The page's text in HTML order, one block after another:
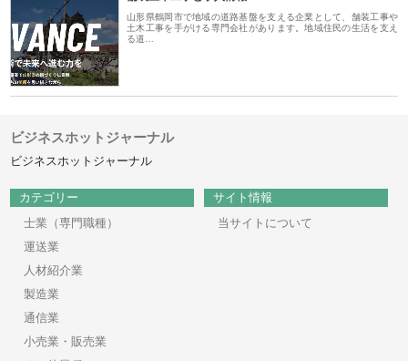
山形県鶴岡市で地域の道路基盤を支える企業として、舗装工事や
土木工事を手がける専門会社があります。地域住民の生活を支え
る道…
ビジネスホットジャーナル
ビジネスホットジャーナル
カテゴリー
士業（専門職種）
運送業
人材紹介業
製造業
通信業
小売業・販売業
サイト情報
当サイトについて